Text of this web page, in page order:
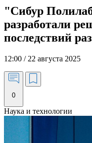
"Сибур
разработали
последствий
12:00 / 22 августа 2025
0